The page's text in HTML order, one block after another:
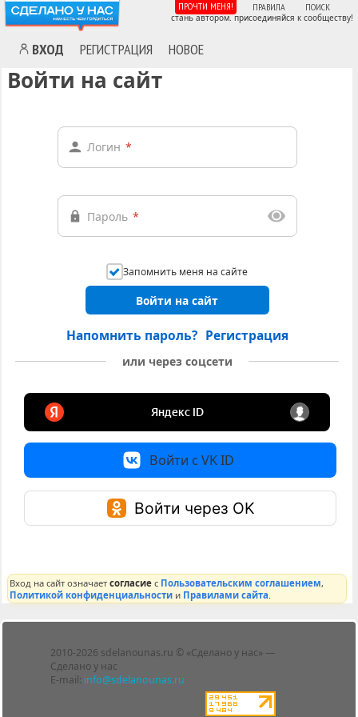
ВХОД РЕГИСТРАЦИЯ НОВОЕ
ПРОЧТИ МЕНЯ! ПРАВИЛА ПОИСК
стань автором. присоединяйся к сообществу!
Войти на сайт
Логин *
Пароль *
Запомнить меня на сайте
Войти на сайт
Напомнить пароль? Регистрация
или через соцсети
Войти с VK ID
Войти через OK
Вход на сайт означаетсогласие с Пользовательским соглашением,
Политикой конфиденциальности и Правилами сайта
2010-2026 sdelanounas.ru © «Сделано у нас» —
Сделано у нас
E-mail: info@sdelanounas.ru
Блоги
Люди
Политика